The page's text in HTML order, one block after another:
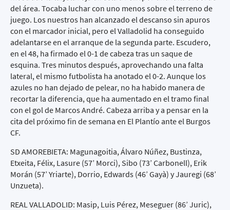
del área. Tocaba luchar con uno menos sobre el terreno de
juego. Los nuestros han alcanzado el descanso sin apuros
con el marcador inicial, pero el Valladolid ha conseguido
adelantarse en el arranque de la segunda parte. Escudero,
en el 48, ha firmado el 0-1 de cabeza tras un saque de
esquina. Tres minutos después, aprovechando una falta
lateral, el mismo futbolista ha anotado el 0-2. Aunque los
azules no han dejado de pelear, no ha habido manera de
recortar la diferencia, que ha aumentado en el tramo final
con el gol de Marcos André. Cabeza arriba y a pensar en la
cita del próximo fin de semana en El Plantío ante el Burgos
CF.
SD AMOREBIETA: Magunagoitia, Álvaro Núñez, Bustinza,
Etxeita, Félix, Lasure (57’ Morci), Sibo (73’ Carbonell), Erik
Morán (57’ Yriarte), Dorrio, Edwards (46’ Gayà) y Jauregi (68’
Unzueta).
REAL VALLADOLID: Masip, Luis Pérez, Meseguer (86’ Juric),